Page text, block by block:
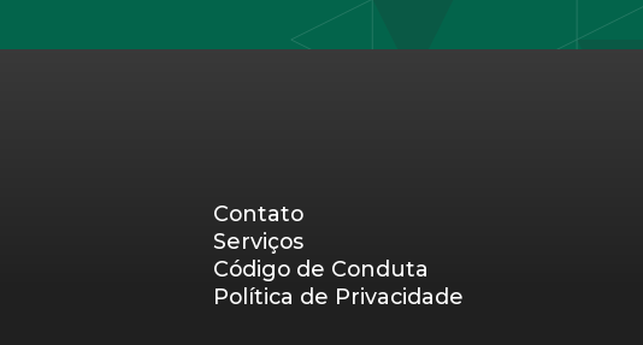
Contato
Serviços
Código de Conduta
Política de Privacidade